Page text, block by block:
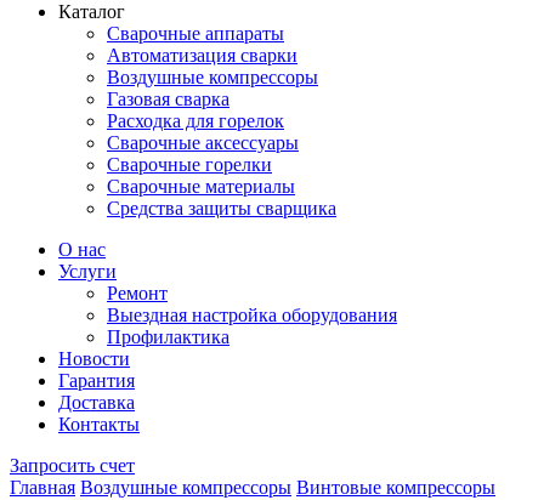
Каталог
Сварочные аппараты
Автоматизация сварки
Воздушные компрессоры
Газовая сварка
Расходка для горелок
Сварочные аксессуары
Сварочные горелки
Сварочные материалы
Средства защиты сварщика
О нас
Услуги
Ремонт
Выездная настройка оборудования
Профилактика
Новости
Гарантия
Доставка
Контакты
Запросить счет
Главная Воздушные компрессоры Винтовые компрессоры